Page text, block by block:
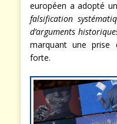
européen a adopté
falsification
d’arguments
marquant une prise
forte.